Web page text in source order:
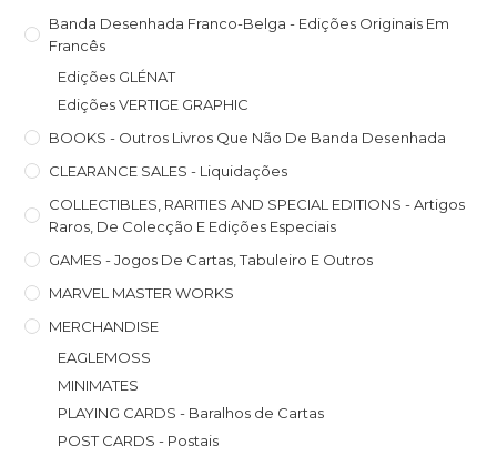
Banda Desenhada Franco-Belga - Edições Originais Em
Francês
Edições GLÉNAT
Edições VERTIGE GRAPHIC
BOOKS - Outros Livros Que Não De Banda Desenhada
CLEARANCE SALES - Liquidações
COLLECTIBLES, RARITIES AND SPECIAL EDITIONS - Artigos
Raros, De Colecção E Edições Especiais
GAMES - Jogos De Cartas, Tabuleiro E Outros
MARVEL MASTER WORKS
MERCHANDISE
EAGLEMOSS
MINIMATES
PLAYING CARDS - Baralhos de Cartas
POST CARDS - Postais